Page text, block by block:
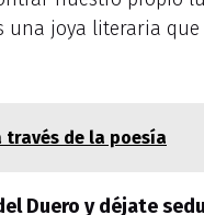
una joya literaria
través de la poesía
Duero y déjate